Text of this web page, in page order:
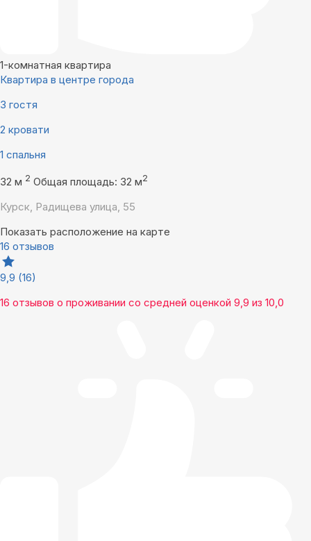
1-комнатная квартира
Квартира в центре города
3 гостя
2 кровати
1 спальня
32 м 2 Общая площадь: 32 м2
Курск, Радищева улица, 55
Показать расположение на карте
16 отзывов
9,9 (16)
16 отзывов о проживании со средней оценкой 9,9 из 10,0